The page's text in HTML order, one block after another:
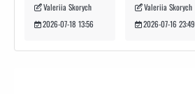
Valeriia Skorych
2026-07-18 13:56
Valeriia Skorych
2026-07-16 23:49